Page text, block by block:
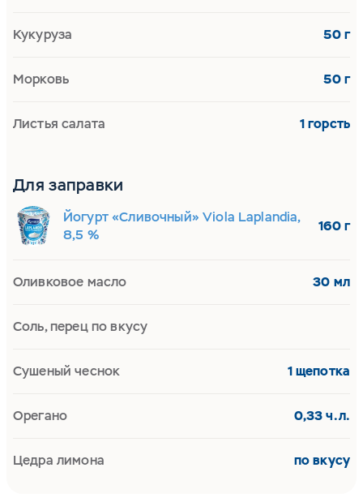
Кукуруза 50 г
Морковь 50 г
Листья салата 1 горсть
Для заправки
Йогурт «Сливочный» Viola Laplandia,
8,5 %
160 г
Оливковое масло 30 мл
Соль, перец по вкусу
Сушеный чеснок 1 щепотка
Орегано 0,33 ч.л.
Цедра лимона по вкусу